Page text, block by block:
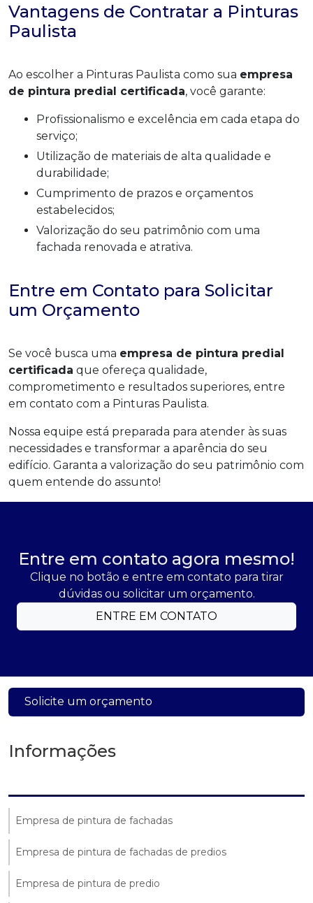
Vantagens de Contratar a Pinturas
Paulista
Ao escolher a Pinturas Paulista como sua empresa
de pintura predial certificada, você garante:
Profissionalismo e excelência em cada etapa do
serviço;
Utilização de materiais de alta qualidade e
durabilidade;
Cumprimento de prazos e orçamentos
estabelecidos;
Valorização do seu patrimônio com uma
fachada renovada e atrativa.
Entre em Contato para Solicitar
um Orçamento
Se você busca uma empresa de pintura predial
certificada que ofereça qualidade,
comprometimento e resultados superiores, entre
em contato com a Pinturas Paulista.
Nossa equipe está preparada para atender às suas
necessidades e transformar a aparência do seu
edifício. Garanta a valorização do seu patrimônio com
quem entende do assunto!
Entre em contato agora mesmo!
Clique no botão e entre em contato para tirar
dúvidas ou solicitar um orçamento.
ENTRE EM CONTATO
Solicite um orçamento
Informações
Empresa de pintura de fachadas
Empresa de pintura de fachadas de predios
Empresa de pintura de predio